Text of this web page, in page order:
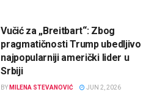
Vučić za „Breitbart“: Zbog
pragmatičnosti Trump ubedljivo
najpopularniji američki lider u
Srbiji
BY MILENA STEVANOVIĆ JUN 2, 2026